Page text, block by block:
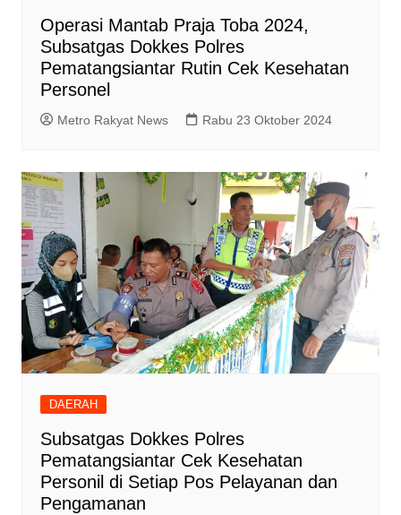
Operasi Mantab Praja Toba 2024,
Subsatgas Dokkes Polres
Pematangsiantar Rutin Cek Kesehatan
Personel
Metro Rakyat News Rabu 23 Oktober 2024
DAERAH
Subsatgas Dokkes Polres
Pematangsiantar Cek Kesehatan
Personil di Setiap Pos Pelayanan dan
Pengamanan